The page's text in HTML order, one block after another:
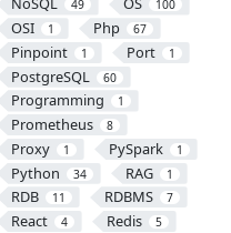
49 100
OSI 1 Php 67
Pinpoint 1 Port 1
PostgreSQL 60
Programming 1
Prometheus 8
Proxy 1 PySpark 1
Python 34 RAG 1
RDB 11 RDBMS 7
React 4 Redis 5